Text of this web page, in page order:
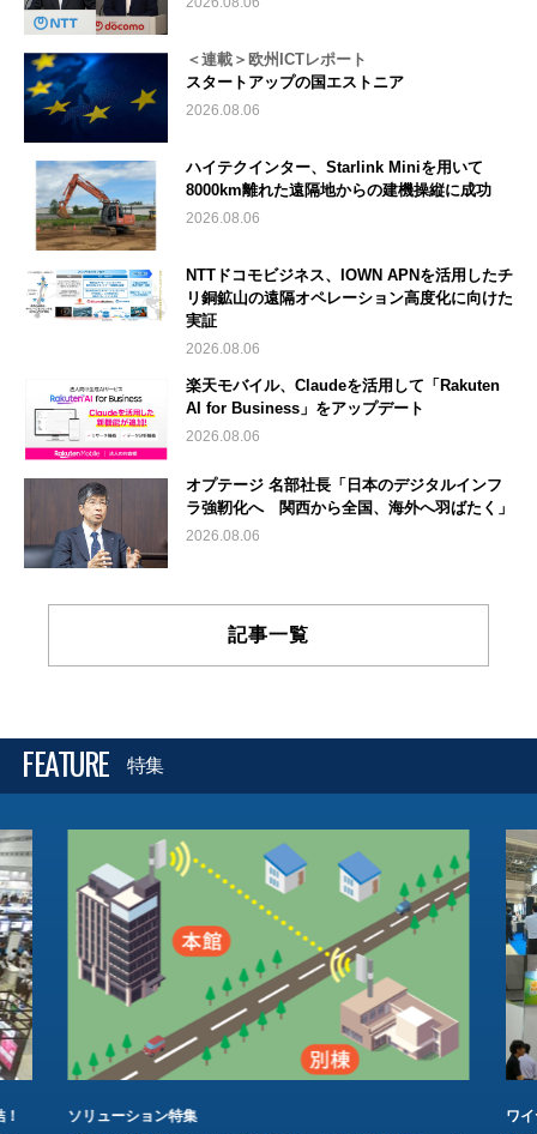
＜連載＞欧州ICTレポート
スタートアップの国エストニア
2026.08.06
ハイテクインター、Starlink Miniを用いて
8000km離れた遠隔地からの建機操縦に成功
2026.08.06
NTTドコモビジネス、IOWN APNを活用したチ
リ銅鉱山の遠隔オペレーション高度化に向けた
実証
2026.08.06
楽天モバイル、Claudeを活用して「Rakuten
AI for Business」をアップデート
2026.08.06
オプテージ 名部社長「日本のデジタルインフ
ラ強靭化へ 関西から全国、海外へ羽ばたく」
2026.08.06
記事一覧
FEATURE 特集
ソリューション特集 ワ